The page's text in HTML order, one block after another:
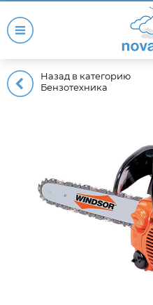
Назад в категорию
Бензотехника